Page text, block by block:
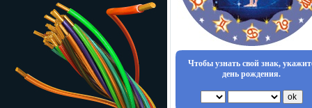
Чтобы узнать свой знак,
день рождения.